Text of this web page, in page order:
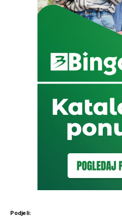
Podjeli: